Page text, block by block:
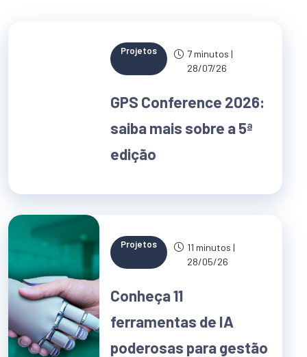
Projetos
7 minutos |
28/07/26
GPS Conference 2026:
saiba mais sobre a 5ª
edição
Projetos
11 minutos |
28/05/26
Conheça 11
ferramentas de IA
poderosas para gestão